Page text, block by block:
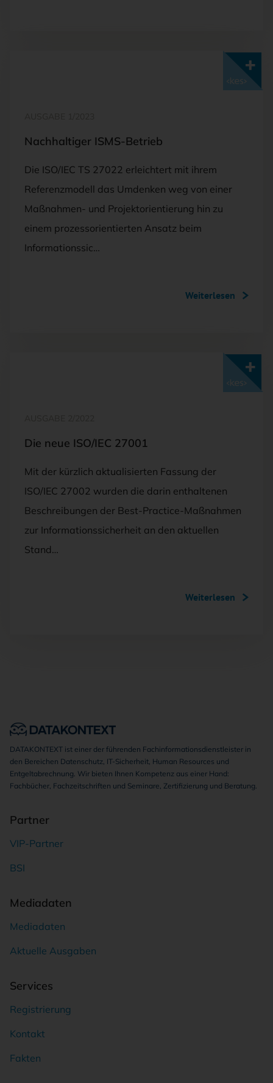
Nachhaltiger ISMS-Betrieb
Die ISO/IEC TS 27022 erleichtert mit ihrem
Referenzmodell das Umdenken weg von einer
Maßnahmen- und Projektorientierung hin zu
einem prozessorientierten Ansatz beim
Informationssic…
Weiterlesen
Die neue ISO/IEC 27001
Mit der kürzlich aktualisierten Fassung der
ISO/IEC 27002 wurden die darin enthaltenen
Beschreibungen der Best-Practice-Maßnahmen
zur Informationssicherheit an den aktuellen
Stand…
Weiterlesen
DATAKONTEXT ist einer der führenden Fachinformationsdienstleister in
den Bereichen Datenschutz, IT-Sicherheit, Human Resources und
Entgeltabrechnung. Wir bieten Ihnen Kompetenz aus einer Hand:
Fachbücher, Fachzeitschriften und Seminare, Zertifizierung und Beratung.
Partner
VIP-Partner
BSI
Mediadaten
Mediadaten
Aktuelle Ausgaben
Services
Registrierung
Kontakt
Fakten